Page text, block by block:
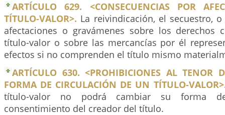
ARTÍCULO 629. <CONSECUENCIAS POR
TÍTULO-VALOR>. La reivindicación, el secuestro,
afectaciones o gravámenes sobre los derechos
título-valor o sobre las mercancías por él
efectos si no comprenden el título mismo
ARTÍCULO 630. <PROHIBICIONES AL TENOR
FORMA DE CIRCULACIÓN DE UN TÍTULO-
título-valor no podrá cambiar su forma
consentimiento del creador del título.